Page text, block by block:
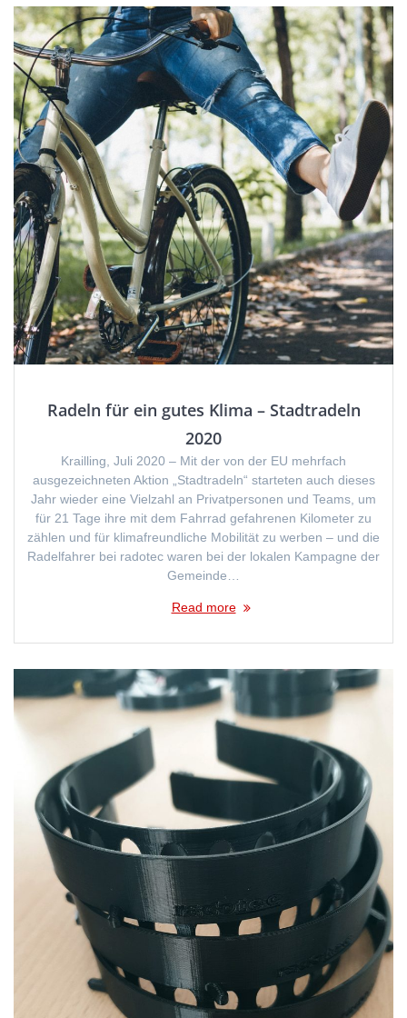
Radeln für ein gutes Klima – Stadtradeln
2020
Krailling, Juli 2020 – Mit der von der EU mehrfach
ausgezeichneten Aktion „Stadtradeln“ starteten auch dieses
Jahr wieder eine Vielzahl an Privatpersonen und Teams, um
für 21 Tage ihre mit dem Fahrrad gefahrenen Kilometer zu
zählen und für klimafreundliche Mobilität zu werben – und die
Radelfahrer bei radotec waren bei der lokalen Kampagne der
Gemeinde…
Read more